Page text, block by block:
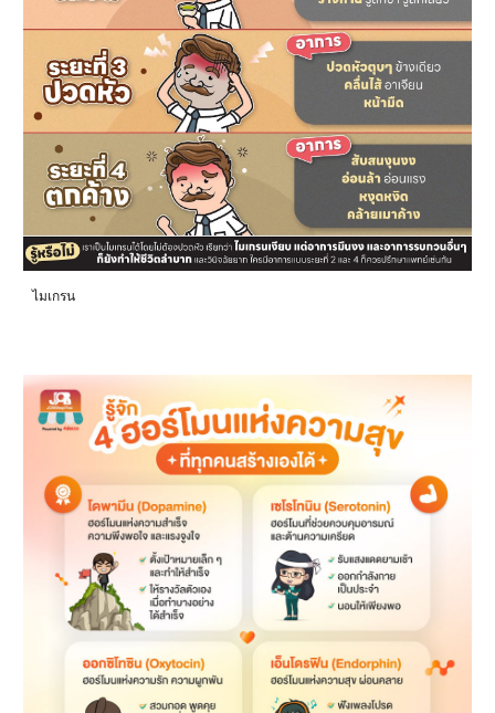
ไมเกรน